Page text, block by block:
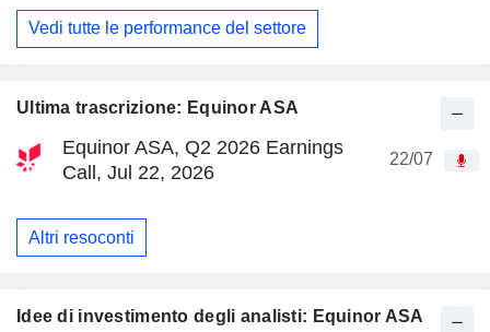
Ultima trascrizione: Equinor ASA
Equinor ASA, Q2 2026 Earnings
Call, Jul 22, 2026
22/07
Altri resoconti
Idee di investimento degli analisti: Equinor ASA
Vedi tutte le performance del settore